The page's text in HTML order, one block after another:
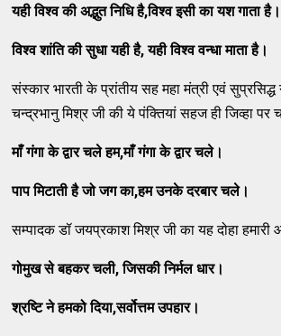
यही विश्व की अद्भुत निधि है,विश्व इसी का यश गाता है।
विश्व शांति की सुधा यही है,यही विश्व वन्धा माता है।
संस्कार भारती के प्रांतीय सह महा मंत्री एवं सुप्रसिद्ध
चन्द्रभानु मिश्र जी की ये पंक्तियां सहज ही जिव्हा पर
माँ गंगा के द्वार चले हम,माँ गंगा के द्वार चले।
पाप मिटाती है जो जग का,हम उनके दरबार चले।
सम्पादक डॉ जयप्रकाश मिश्र जी का यह दोहा हमारी
गोमुख से बहकर चली,जिसकी निर्मल धार।
श्रष्टि ने हमको दिया,सर्वोत्तम उपहार।